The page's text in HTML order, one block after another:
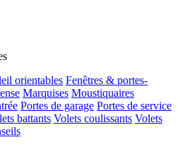
orientables Fenêtres & portes-
Marquises Moustiquaires
Portes de garage Portes de service
battants Volets coulissants Volets